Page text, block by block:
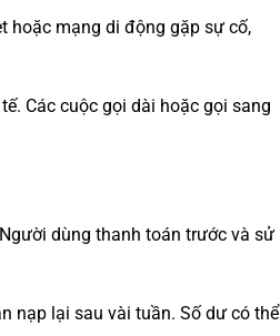
hoặc mạng di động gặp sự cố,
Các cuộc gọi dài hoặc gọi sang
dùng thanh toán trước và sử
nạp lại sau vài tuần. Số dư có thể